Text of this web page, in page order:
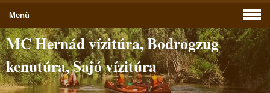
MC Hernád vízitúra, Bodrogzug
kenutúra, Sajó vízitúra
Menü